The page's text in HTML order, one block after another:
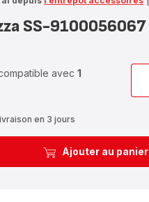
SS-9100056067
avec 1
en 3 jours
Ajouter au panier